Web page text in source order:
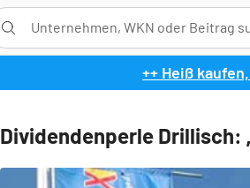
++ Heiß
Dividendenperle Drillisch: